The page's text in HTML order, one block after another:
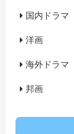
国内ドラマ
洋画
海外ドラマ
邦画